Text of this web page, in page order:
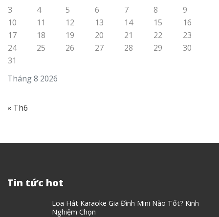
Tháng 8 2026
3
4 5 6 7 8
9
10
11 12 13 14 15
16
17
18 19 20 21 22
23
24
25 26 27 28 29
30
31
« Th6
Tin tức hot
Loa Hát Karaoke Gia Đình Mini Nào Tốt? Kinh
Nghiệm Chọn